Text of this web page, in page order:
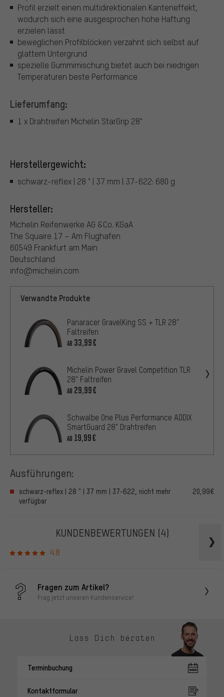
Profil erzielt einen multidirektionalen Kanteneffekt,
wodurch sich eine ausgesprochen hohe Haftung
erzielen lässt
beweglichen Profilblöcken verzahnt sich selbst auf
glattem Untergrund
spezielle Gummimischung bietet auch bei niedrigen
Temperaturen beste Performance
Lieferumfang:
1 x Drahtreifen Michelin StarGrip 28"
Herstellergewicht:
schwarz-reflex | 28 " | 37 mm | 37-622: 680 g
Hersteller:
Michelin Reifenwerke AG &Co. KGaA
The Squaire 17 – Am Flughafen
60549 Frankfurt am Main
Deutschland
info@michelin.com
Verwandte Produkte
Panaracer GravelKing SS + TLR 28"
Faltreifen
AB 33,99€
Michelin Power Gravel Competition TLR
28" Faltreifen
AB 29,99€
Schwalbe One Plus Performance ADDIX
SmartGuard 28" Drahtreifen
AB 19,99€
Ausführungen:
schwarz-reflex | 28 " | 37 mm | 37-622, nicht mehr
verfügbar
20,99€
KUNDENBEWERTUNGEN (4)
4.8
Fragen zum Artikel?
Frag jetzt unseren Kundenservice!
Lass Dich beraten
Terminbuchung
Kontaktformular